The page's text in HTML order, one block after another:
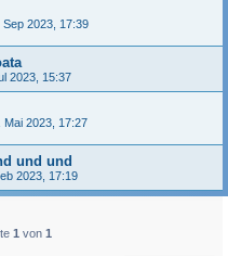
Sep 2023, 17:39
2023, 15:37
Mai 2023, 17:27
und und
2023, 17:19
1 von 1